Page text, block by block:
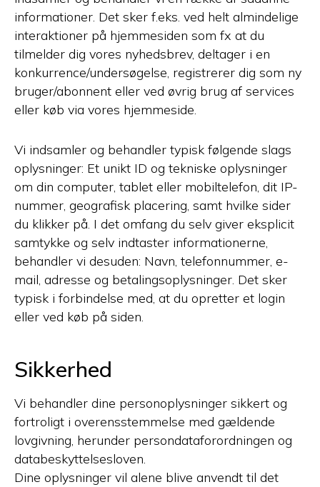
informationer. Det sker f.eks. ved helt almindelige
interaktioner på hjemmesiden som fx at du
tilmelder dig vores nyhedsbrev, deltager i en
konkurrence/undersøgelse, registrerer dig som ny
bruger/abonnent eller ved øvrig brug af services
eller køb via vores hjemmeside.
Vi indsamler og behandler typisk følgende slags
oplysninger: Et unikt ID og tekniske oplysninger
om din computer, tablet eller mobiltelefon, dit IP-
nummer, geografisk placering, samt hvilke sider
du klikker på. I det omfang du selv giver eksplicit
samtykke og selv indtaster informationerne,
behandler vi desuden: Navn, telefonnummer, e-
mail, adresse og betalingsoplysninger. Det sker
typisk i forbindelse med, at du opretter et login
eller ved køb på siden.
Sikkerhed
Vi behandler dine personoplysninger sikkert og
fortroligt i overensstemmelse med gældende
lovgivning, herunder persondataforordningen og
databeskyttelsesloven.
Dine oplysninger vil alene blive anvendt til det